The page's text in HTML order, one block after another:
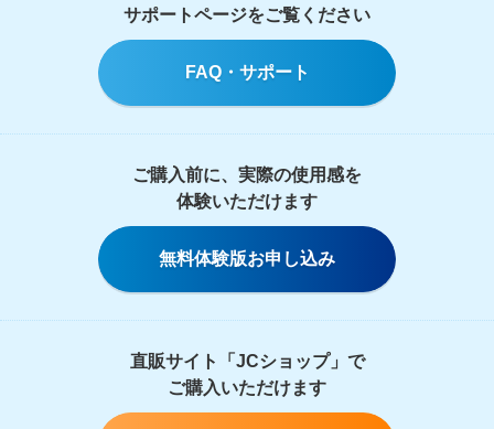
サポートページをご覧ください
FAQ・サポート
ご購入前に、実際の使用感を
体験いただけます
無料体験版お申し込み
直販サイト「JCショップ」で
ご購入いただけます